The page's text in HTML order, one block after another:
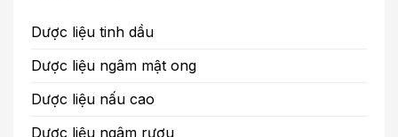
Dược liệu tinh dầu
Dược liệu ngâm mật ong
Dược liệu nấu cao
Dược liệu ngâm rượu